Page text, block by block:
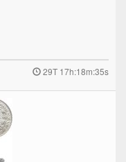
29T 17h:18m:34s